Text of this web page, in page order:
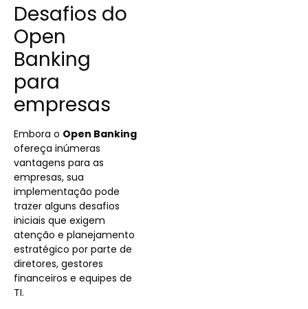
Desafios do
Open
Banking
para
empresas
Embora o Open Banking
ofereça inúmeras
vantagens para as
empresas, sua
implementação pode
trazer alguns desafios
iniciais que exigem
atenção e planejamento
estratégico por parte de
diretores, gestores
financeiros e equipes de
TI.